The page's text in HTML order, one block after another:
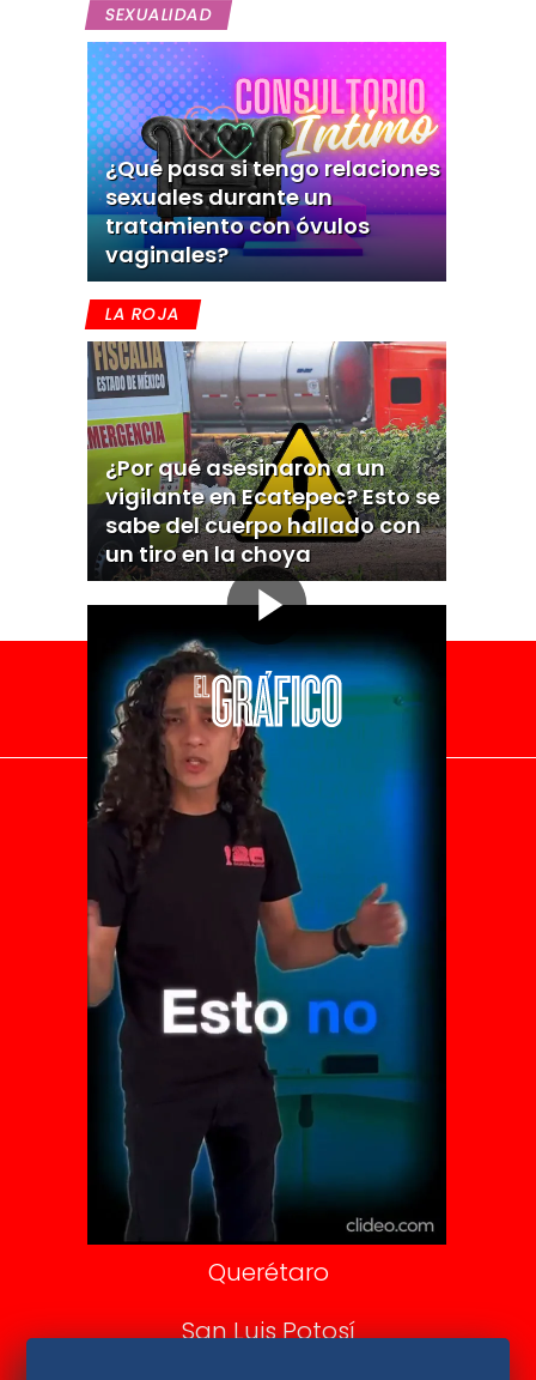
SEXUALIDAD
¿Qué pasa si tengo relaciones
sexuales durante un
tratamiento con óvulos
vaginales?
LA ROJA
¿Por qué asesinaron a un
vigilante en Ecatepec? Esto se
sabe del cuerpo hallado con
un tiro en la choya
El Universal
Vive USA
Clase
De 10 sports
DeDinero
Confabulario
Aviso Oportuno
Consultas
Querétaro
San Luis Potosí